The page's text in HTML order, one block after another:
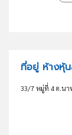
ที่อยู่ ห้างหุ้
33/7 หมู่ที่ 4 ต.น